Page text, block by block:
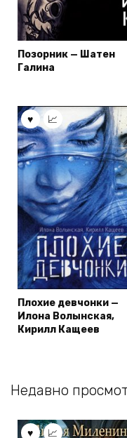
Позорник — Шатен
Галина
Плохие девчонки —
Илона Волынская,
Кирилл Кащеев
Недавно